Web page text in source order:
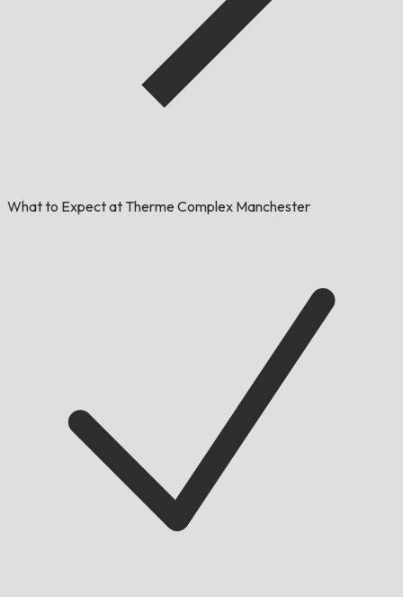
What to Expect at Therme Complex Manchester